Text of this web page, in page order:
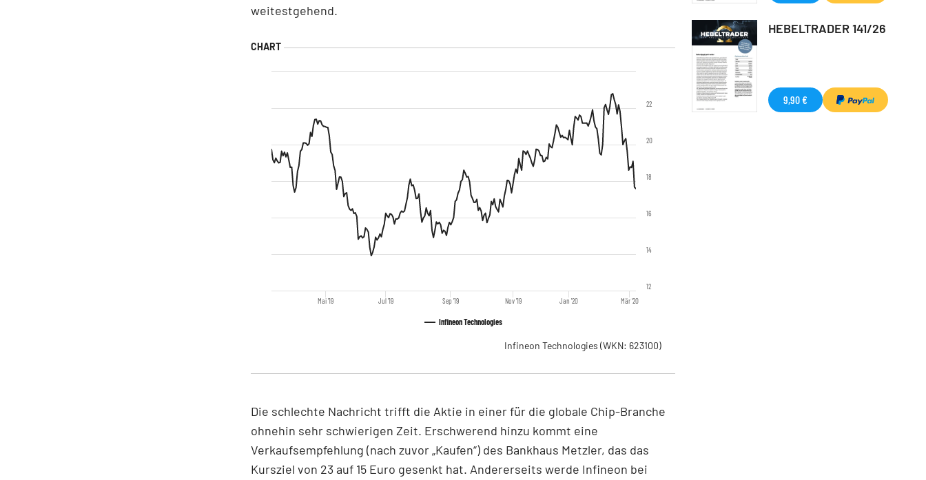
weitestgehend.
Infineon Technologies
Mai '19 Jul '19 Sep '19 Nov '19 Jan '20 Mär '20
12
14
16
18
20
22
Infineon Technologies (WKN: 623100)
Die schlechte Nachricht trifft die Aktie in einer für die globale Chip-Branche
ohnehin sehr schwierigen Zeit. Erschwerend hinzu kommt eine
Verkaufsempfehlung (nach zuvor „Kaufen“) des Bankhaus Metzler, das das
Kursziel von 23 auf 15 Euro gesenkt hat. Andererseits werde Infineon bei
HEBELTRADER 141/26
9,90 €